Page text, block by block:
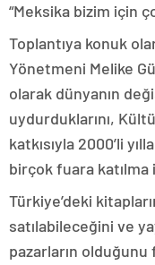
“Meksika bizim için
Toplantıya konuk
Yönetmeni Melike
olarak dünyanın
uydurduklarını,
katkısıyla 2000’li
birçok fuara katılma
Türkiye’deki
satılabileceğini ve
pazarların